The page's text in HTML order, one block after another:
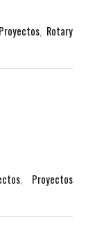
Proyectos, Rotary
, Proyectos